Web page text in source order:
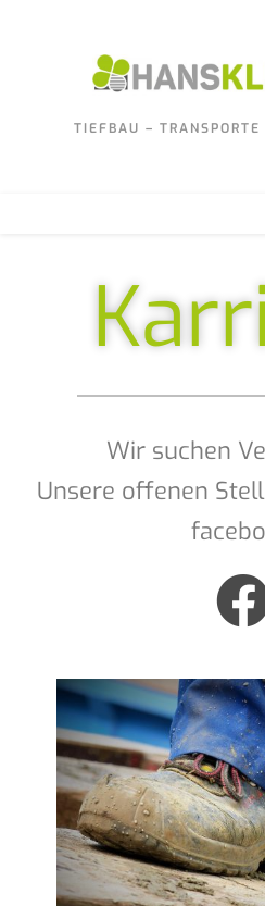
TIEFBAU – TRANSPORTE
Wir suchen
Unsere offenen